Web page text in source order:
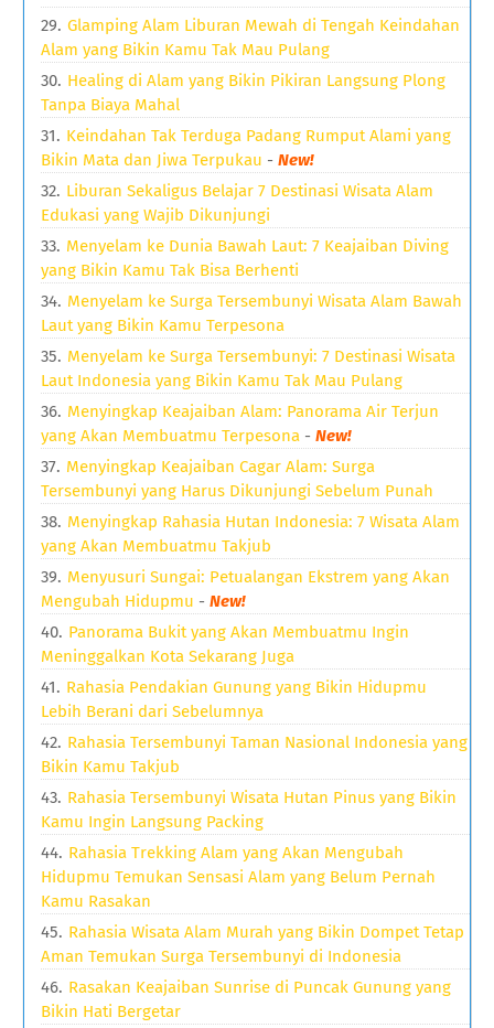
Glamping Alam Liburan Mewah di Tengah Keindahan
Alam yang Bikin Kamu Tak Mau Pulang
Healing di Alam yang Bikin Pikiran Langsung Plong
Tanpa Biaya Mahal
Keindahan Tak Terduga Padang Rumput Alami yang
Bikin Mata dan Jiwa Terpukau -New!
Liburan Sekaligus Belajar 7 Destinasi Wisata Alam
Edukasi yang Wajib Dikunjungi
Menyelam ke Dunia Bawah Laut: 7 Keajaiban Diving
yang Bikin Kamu Tak Bisa Berhenti
Menyelam ke Surga Tersembunyi Wisata Alam Bawah
Laut yang Bikin Kamu Terpesona
Menyelam ke Surga Tersembunyi: 7 Destinasi Wisata
Laut Indonesia yang Bikin Kamu Tak Mau Pulang
Menyingkap Keajaiban Alam: Panorama Air Terjun
yang Akan Membuatmu Terpesona -New!
Menyingkap Keajaiban Cagar Alam: Surga
Tersembunyi yang Harus Dikunjungi Sebelum Punah
Menyingkap Rahasia Hutan Indonesia: 7 Wisata Alam
yang Akan Membuatmu Takjub
Menyusuri Sungai: Petualangan Ekstrem yang Akan
Mengubah Hidupmu -New!
Panorama Bukit yang Akan Membuatmu Ingin
Meninggalkan Kota Sekarang Juga
Rahasia Pendakian Gunung yang Bikin Hidupmu
Lebih Berani dari Sebelumnya
Rahasia Tersembunyi Taman Nasional Indonesia yang
Bikin Kamu Takjub
Rahasia Tersembunyi Wisata Hutan Pinus yang Bikin
Kamu Ingin Langsung Packing
Rahasia Trekking Alam yang Akan Mengubah
Hidupmu Temukan Sensasi Alam yang Belum Pernah
Kamu Rasakan
Rahasia Wisata Alam Murah yang Bikin Dompet Tetap
Aman Temukan Surga Tersembunyi di Indonesia
Rasakan Keajaiban Sunrise di Puncak Gunung yang
Bikin Hati Bergetar